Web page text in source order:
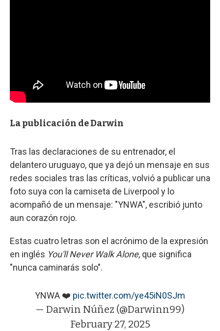
La publicación de Darwin
Tras las declaraciones de su entrenador, el
delantero uruguayo, que ya dejó un mensaje en sus
redes sociales tras las críticas, volvió a publicar una
foto suya con la camiseta de Liverpool y lo
acompañó de un mensaje: "YNWA", escribió junto
aun corazón rojo.
Estas cuatro letras son el acrónimo de la expresión
en inglés You'll Never Walk Alone, que significa
"nunca caminarás solo".
YNWA ❤️ pic.twitter.com/ye45iN0SJm
— Darwin Núñez (@Darwinn99)
February 27, 2025